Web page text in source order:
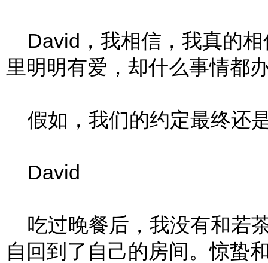
David，我相信，我真的相
里明明有爱，却什么事情都
假如，我们的约定最终还
David
吃过晚餐后，我没有和若
自回到了自己的房间。惊蛰